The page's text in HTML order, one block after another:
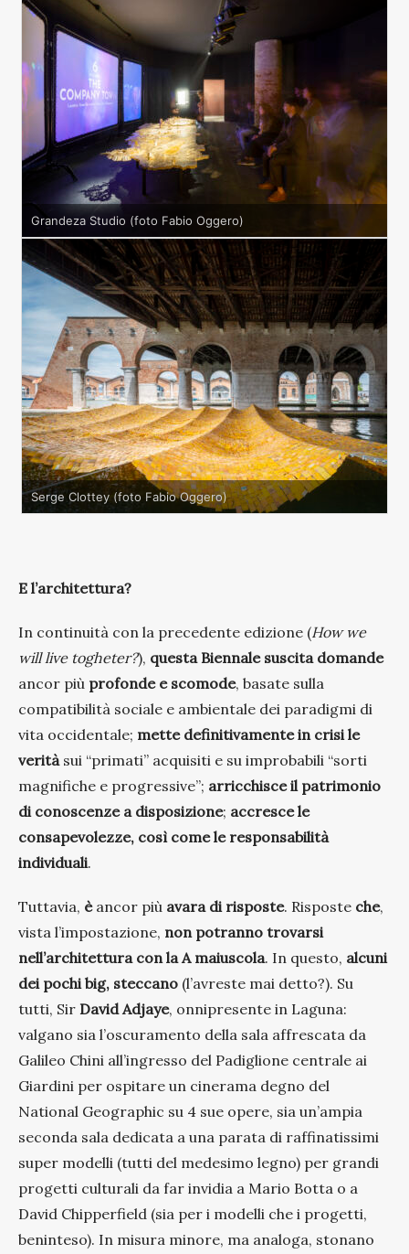
Grandeza Studio (foto Fabio Oggero)
Serge Clottey (foto Fabio Oggero)
E l’architettura?
In continuità con la precedente edizione (How we
will live togheter?), questa Biennale suscita domande
ancor più profonde e scomode, basate sulla
compatibilità sociale e ambientale dei paradigmi di
vita occidentale; mette definitivamente in crisi le
verità sui “primati” acquisiti e su improbabili “sorti
magnifiche e progressive”; arricchisce il patrimonio
di conoscenze a disposizione; accresce le
consapevolezze, così come le responsabilità
individuali.
Tuttavia, èancor più avara di risposte. Risposte che,
vista l’impostazione, non potranno trovarsi
nell’architettura con la A maiuscola. In questo, alcuni
dei pochi big, steccano (l’avreste mai detto?). Su
tutti, Sir David Adjaye, onnipresente in Laguna:
valgano sia l’oscuramento della sala affrescata da
Galileo Chini all’ingresso del Padiglione centrale ai
Giardini per ospitare un cinerama degno del
National Geographic su 4 sue opere, sia un’ampia
seconda sala dedicata a una parata di raffinatissimi
super modelli (tutti del medesimo legno) per grandi
progetti culturali da far invidia a Mario Botta o a
David Chipperfield (sia per i modelli che i progetti,
beninteso). In misura minore, ma analoga, stonano